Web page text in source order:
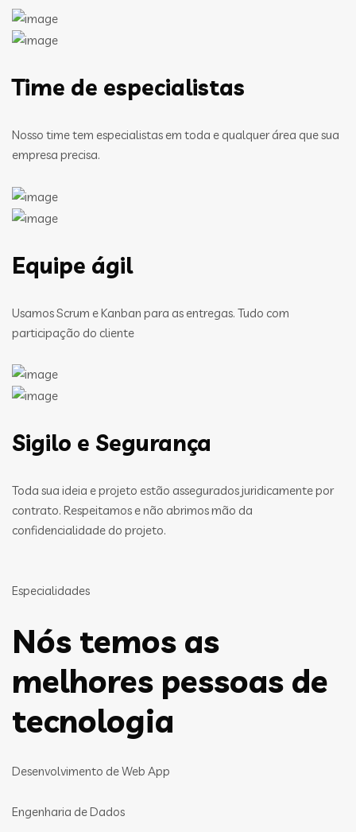
Time de especialistas
Nosso time tem especialistas em toda e qualquer área que sua
empresa precisa.
Equipe ágil
Usamos Scrum e Kanban para as entregas. Tudo com
participação do cliente
Sigilo e Segurança
Toda sua ideia e projeto estão assegurados juridicamente por
contrato. Respeitamos e não abrimos mão da
confidencialidade do projeto.
Especialidades
Nós temos as
melhores pessoas de
tecnologia
Desenvolvimento de Web App
Engenharia de Dados